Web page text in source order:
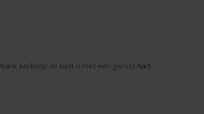
aankoop en kunt u met een gerust hart